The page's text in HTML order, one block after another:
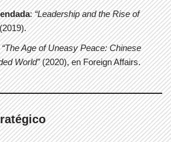
:“Leadership and the Rise of
“The Age of Uneasy Peace: Chinese
World”(2020), en Foreign Affairs.